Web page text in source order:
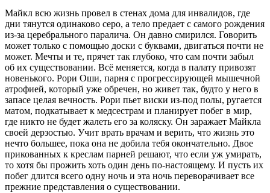
Майкл всю жизнь провел в стенах дома для инвалидов, где
дни тянутся одинаково серо, а тело предает с самого рождения
из-за церебрального паралича. Он давно смирился. Говорить
может только с помощью доски с буквами, двигаться почти не
может. Мечты и те, прячет так глубоко, что сам почти забыл
об их существовании. Всё меняется, когда в палату привозят
новенького. Рори Оши, парня с прогрессирующей мышечной
атрофией, который уже обречен, но живет так, будто у него в
запасе целая вечность. Рори пьет виски из-под полы, ругается
матом, подкатывает к медсестрам и планирует побег в мир,
где никто не будет жалеть его за коляску. Он заражает Майкла
своей дерзостью. Учит врать врачам и верить, что жизнь это
нечто большее, пока она не добила тебя окончательно. Двое
прикованных к креслам парней решают, что если уж умирать,
то хотя бы прожить хоть один день по-настоящему. И пусть их
побег длится всего одну ночь и эта ночь переворачивает все
прежние представления о существовании.